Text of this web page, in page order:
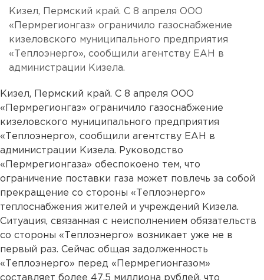
Кизел, Пермский край. С 8 апреля ООО
«Пермрегионгаз» ограничило газоснабжение
кизеловского муниципального предприятия
«Теплоэнерго», сообщили агентству ЕАН в
администрации Кизела.
Кизел, Пермский край. С 8 апреля ООО
«Пермрегионгаз» ограничило газоснабжение
кизеловского муниципального предприятия
«Теплоэнерго», сообщили агентству ЕАН в
администрации Кизела. Руководство
«Пермрегионгаза» обеспокоено тем, что
ограничение поставки газа может повлечь за собой
прекращение со стороны «Теплоэнерго»
теплоснабжения жителей и учреждений Кизела.
Ситуация, связанная с неисполнением обязательств
со стороны «Теплоэнерго» возникает уже не в
первый раз. Сейчас общая задолженность
«Теплоэнерго» перед «Пермрегионгазом»
составляет более 47,5 миллиона рублей, что